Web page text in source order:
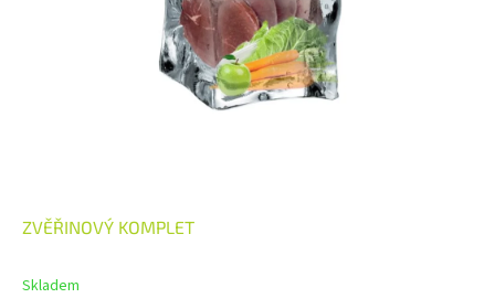
ZVĚŘINOVÝ KOMPLET
Skladem